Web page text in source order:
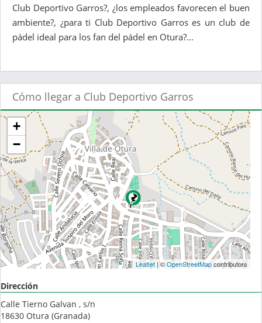
Club Deportivo Garros?, ¿los empleados favorecen el buen
ambiente?, ¿para ti Club Deportivo Garros es un club de
pádel ideal para los fan del pádel en Otura?...
Cómo llegar a Club Deportivo Garros
+
−
Leaflet| ©OpenStreetMapcontributors
Dirección
Calle Tierno Galvan , s/n
18630 Otura (Granada)